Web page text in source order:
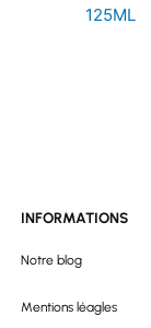
125ML
INFORMATIONS
Notre blog
Mentions léagles